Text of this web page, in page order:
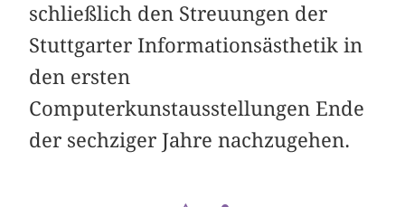
schließlich den Streuungen der
Stuttgarter Informationsästhetik in
den ersten
Computerkunstausstellungen Ende
der sechziger Jahre nachzugehen.